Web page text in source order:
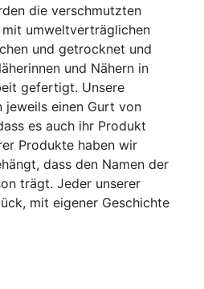
die verschmutzten
umweltverträglichen
und getrocknet und
und Nähern in
gefertigt. Unsere
jeweils einen Gurt von
es auch ihr Produkt
Produkte haben wir
dass den Namen der
trägt. Jeder unserer
mit eigener Geschichte